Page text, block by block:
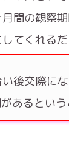
間の観察
てくれる
後交際に
あるとい